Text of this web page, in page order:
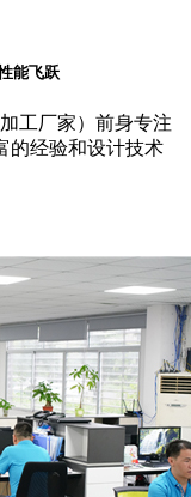
能飞跃
工厂家）前身专注
的经验和设计技术